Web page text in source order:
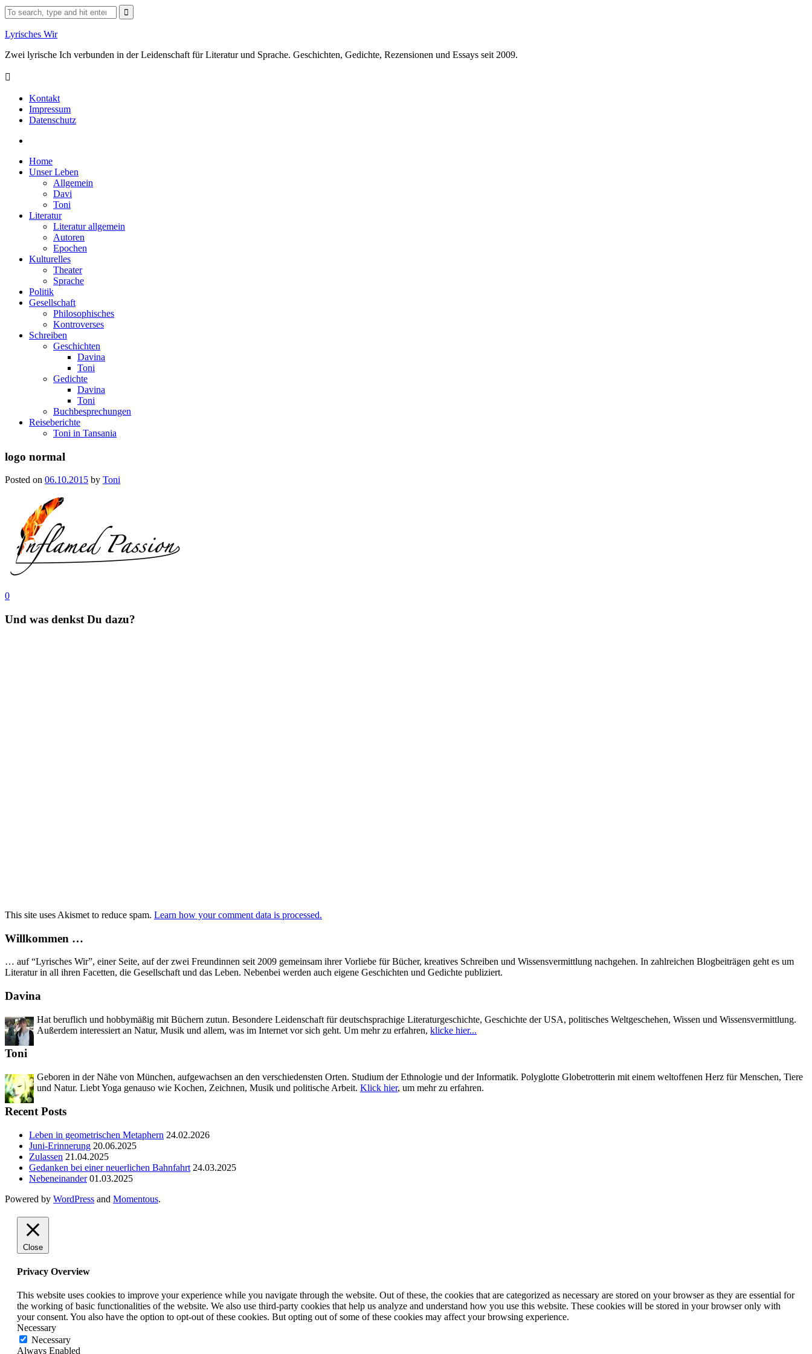
Skip
to
content
Search
for:
Lyrisches Wir
Zwei lyrische Ich verbunden in der Leidenschaft für Literatur und Sprache. Geschichten, Gedichte, Rezensionen und Essays seit 2009.
Kontakt
Impressum
Datenschutz
Home
Unser Leben
Allgemein
Davi
Toni
Literatur
Literatur allgemein
Autoren
Epochen
Kulturelles
Theater
Sprache
Politik
Gesellschaft
Philosophisches
Kontroverses
Schreiben
Geschichten
Davina
Toni
Gedichte
Davina
Toni
Buchbesprechungen
Reiseberichte
Toni in Tansania
logo normal
Posted on 06.10.2015 by Toni
0
Und was denkst Du dazu?
This site uses Akismet to reduce spam. Learn how your comment data is processed.
Willkommen …
… auf “Lyrisches Wir”, einer Seite, auf der zwei Freundinnen seit 2009 gemeinsam ihrer Vorliebe für Bücher, kreatives Schreiben und Wissensvermittlung nachgehen. In zahlreichen Blogbeiträgen geht es um
Literatur in all ihren Facetten, die Gesellschaft und das Leben. Nebenbei werden auch eigene Geschichten und Gedichte publiziert.
Davina
Hat beruflich und hobbymäßig mit Büchern zutun. Besondere Leidenschaft für deutschsprachige Literaturgeschichte, Geschichte der USA, politisches Weltgeschehen, Wissen und Wissensvermittlung.
Außerdem interessiert an Natur, Musik und allem, was im Internet vor sich geht. Um mehr zu erfahren, klicke hier...
Toni
Geboren in der Nähe von München, aufgewachsen an den verschiedensten Orten. Studium der Ethnologie und der Informatik. Polyglotte Globetrotterin mit einem weltoffenen Herz für Menschen, Tiere
und Natur. Liebt Yoga genauso wie Kochen, Zeichnen, Musik und politische Arbeit. Klick hier, um mehr zu erfahren.
Recent Posts
Leben in geometrischen Metaphern 24.02.2026
Juni-Erinnerung 20.06.2025
Zulassen 21.04.2025
Gedanken bei einer neuerlichen Bahnfahrt 24.03.2025
Nebeneinander 01.03.2025
Powered by WordPress and Momentous.
Close
Privacy Overview
This website uses cookies to improve your experience while you navigate through the website. Out of these, the cookies that are categorized as necessary are stored on your browser as they are essential for
the working of basic functionalities of the website. We also use third-party cookies that help us analyze and understand how you use this website. These cookies will be stored in your browser only with
your consent. You also have the option to opt-out of these cookies. But opting out of some of these cookies may affect your browsing experience.
Necessary
Necessary
Always Enabled